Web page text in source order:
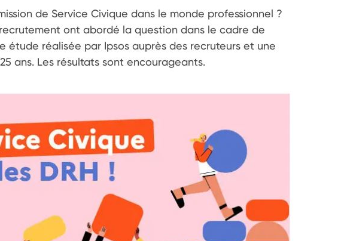
de Service Civique dans le monde professionnel ?
ont abordé la question dans le cadre de
étude réalisée par Ipsos auprès des recruteurs et une
ans. Les résultats sont encourageants.